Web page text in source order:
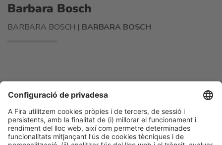
Barbara Bosch
BARBARA BOSCH | BARBARA BOSCH
Biografia